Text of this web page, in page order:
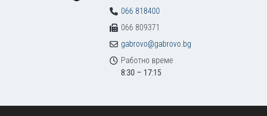
066 818400
066 809371
gabrovo@gabrovo.bg
Работно време
8:30 – 17:15